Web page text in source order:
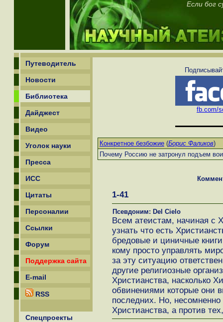
Если бог
Путеводитель
Новости
Библиотека
Дайджест
Видео
Уголок науки
Пресса
ИСС
Цитаты
Персоналии
Ссылки
Форум
Поддержка сайта
E-mail
RSS
Спецпроекты
fb.com/
Конкретное безбожие (Борис Фаликов)
Почему Россию не затронул подъем
1-41
Псевдоним: Del Cielo
Всем атеистам, начиная с
узнать что есть
бредовые и циничные
кому просто управлять
за эту ситуацию
другие религиозные
Христианства, насколько
обвинениями которые они
последних. Но,
Христианства, а против